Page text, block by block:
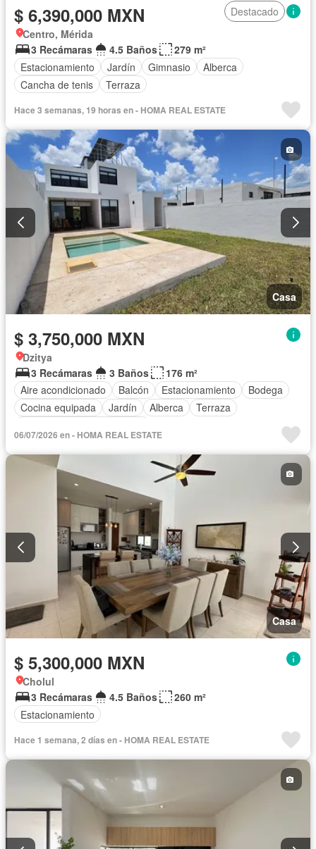
$ 6,390,000 MXN
Destacado
Centro, Mérida
3 Recámaras
4.5 Baños
279 m²
Estacionamiento
Jardín Gimnasio
Alberca
Cancha de tenis
Terraza
Hace 3 semanas, 19 horas en - HOMA REAL ESTATE
Casa
$ 3,750,000 MXN
Dzitya
3 Recámaras
3 Baños
176 m²
Aire acondicionado
Balcón Estacionamiento
Bodega
Cocina equipada
Jardín Alberca
Terraza
06/07/2026 en - HOMA REAL ESTATE
Casa
$ 5,300,000 MXN
Cholul
3 Recámaras
4.5 Baños
260 m²
Estacionamiento
Hace 1 semana, 2 días en - HOMA REAL ESTATE